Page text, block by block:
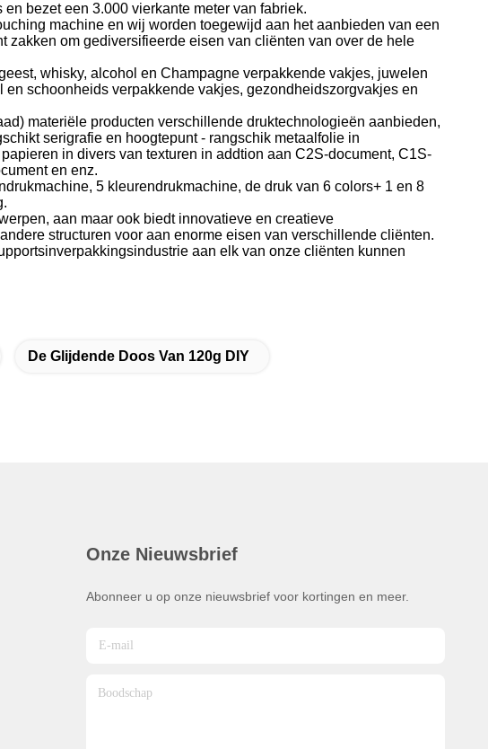
bezet een 3.000 vierkante meter van fabriek.
machine en wij worden toegewijd aan het aanbieden van een
om gediversifieerde eisen van cliënten van over de hele
whisky, alcohol en Champagne verpakkende vakjes, juwelen
schoonheids verpakkende vakjes, gezondheidszorgvakjes en
materiële producten verschillende druktechnologieën aanbieden,
serigrafie en hoogtepunt - rangschik metaalfolie in
in divers van texturen in addtion aan C2S-document, C1S-
en enz.
5 kleurendrukmachine, de druk van 6 colors+ 1 en 8
aan maar ook biedt innovatieve en creatieve
structuren voor aan enorme eisen van verschillende cliënten.
aan elk van onze cliënten kunnen
De Glijdende Doos Van 120g DIY
Onze Nieuwsbrief
Abonneer u op onze nieuwsbrief voor kortingen en meer.